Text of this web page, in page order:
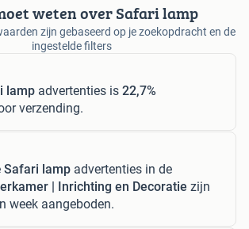
weten over Safari lamp
zijn gebaseerd op je zoekopdracht en de
ingestelde filters
lamp advertenties is 22,7%
verzending.
Safari lamp advertenties in de
| Inrichting en Decoratie zijn
week aangeboden.